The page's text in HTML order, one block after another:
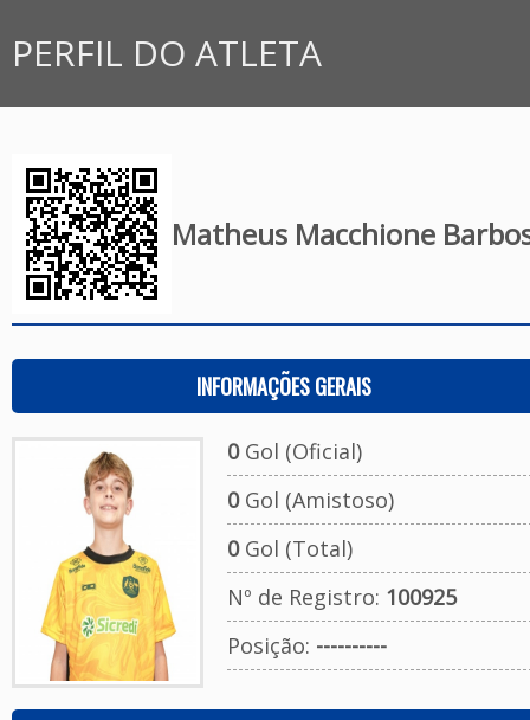
PERFIL DO ATLETA
Matheus Macchione
INFORMAÇÕES GERAIS
0Gol (Oficial)
0Gol (Amistoso)
0Gol (Total)
Nº de Registro: 100925
Posição: ----------